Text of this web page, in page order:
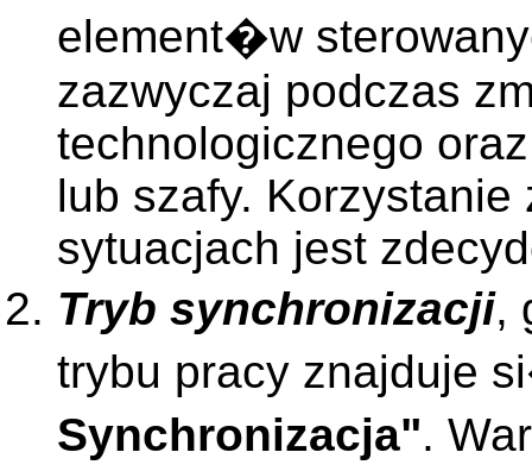
element�w
zazwyczaj podczas
technologicznego
lub szafy.
sytuacjach jest
Tryb synchronizacji,
trybu pracy
Synchronizacja".